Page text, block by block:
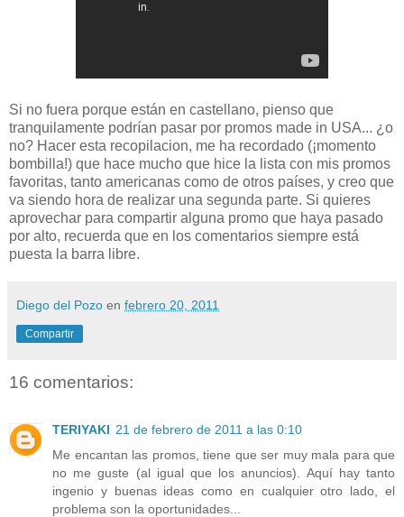
Si no fuera porque están en castellano, pienso que
tranquilamente podrían pasar por promos made in USA... ¿o
no? Hacer esta recopilacion, me ha recordado (¡momento
bombilla!) que hace mucho que hice la lista con mis promos
favoritas, tanto americanas como de otros países, y creo que
va siendo hora de realizar una segunda parte. Si quieres
aprovechar para compartir alguna promo que haya pasado
por alto, recuerda que en los comentarios siempre está
puesta la barra libre.
Diego del Pozo en febrero 20, 2011
Compartir
16 comentarios:
TERIYAKI 21 de febrero de 2011 a las 0:10
Me encantan las promos, tiene que ser muy mala para que
no me guste (al igual que los anuncios). Aquí hay tanto
ingenio y buenas ideas como en cualquier otro lado, el
problema son la oportunidades...